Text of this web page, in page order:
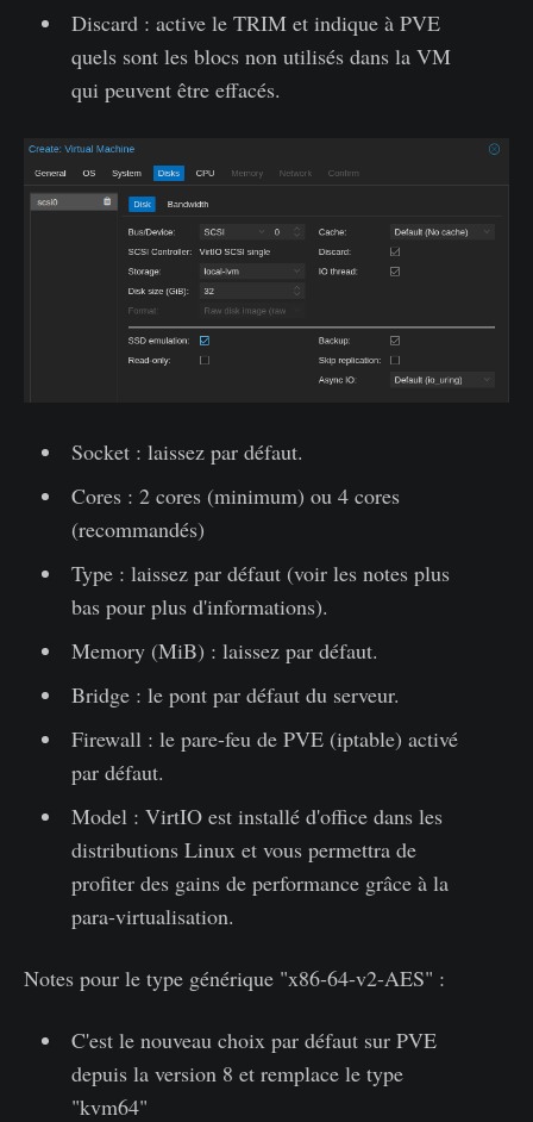
Discard : active le TRIM et indique à PVE
quels sont les blocs non utilisés dans la VM
qui peuvent être effacés.
Socket : laissez par défaut.
Cores : 2 cores (minimum) ou 4 cores
(recommandés)
Type : laissez par défaut (voir les notes plus
bas pour plus d'informations).
Memory (MiB) : laissez par défaut.
Bridge : le pont par défaut du serveur.
Firewall : le pare-feu de PVE (iptable) activé
par défaut.
Model : VirtIO est installé d'office dans les
distributions Linux et vous permettra de
profiter des gains de performance grâce à la
para-virtualisation.
Notes pour le type générique "x86-64-v2-AES" :
C'est le nouveau choix par défaut sur PVE
depuis la version 8 et remplace le type
"kvm64"